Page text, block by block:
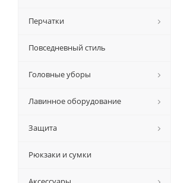
Перчатки
Повседневный стиль
Головные уборы
Лавинное оборудование
Защита
Рюкзаки и сумки